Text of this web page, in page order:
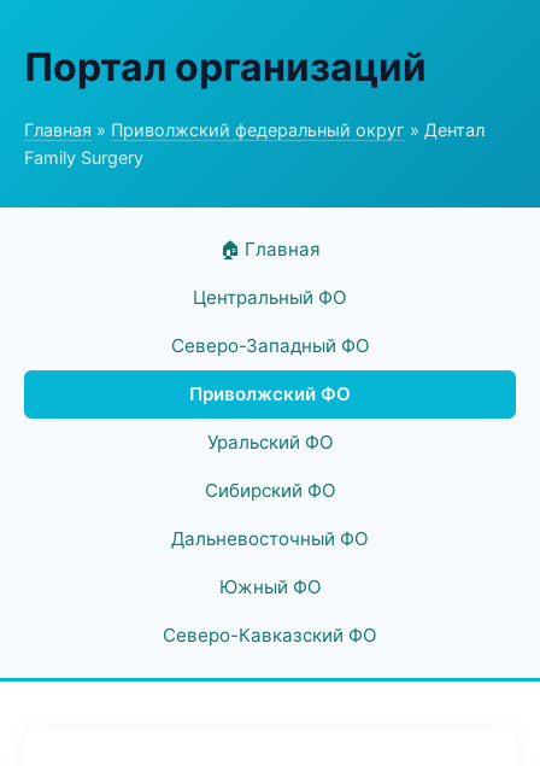
Портал организаций
Главная » Приволжский федеральный округ » Дентал
Family Surgery
🏠 Главная
Центральный ФО
Северо-Западный ФО
Приволжский ФО
Уральский ФО
Сибирский ФО
Дальневосточный ФО
Южный ФО
Северо-Кавказский ФО